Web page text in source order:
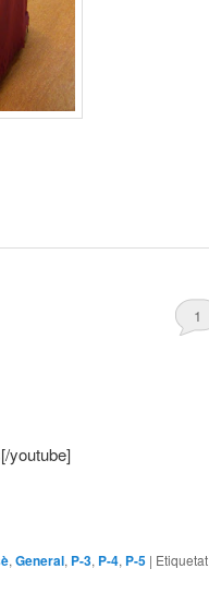
1
youtube]
, General, P-3, P-4, P-5 | Etiquetat